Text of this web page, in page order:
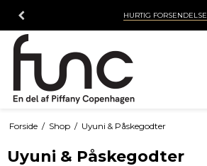
HURTIG FORSENDELSE
Forside / Shop / Uyuni & Påskegodter
Uyuni & Påskegodter